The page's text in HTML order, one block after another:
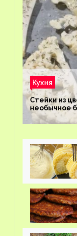
Кухня
Стейки из
необычное